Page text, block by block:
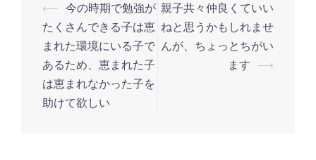
投
稿
ナ
ビ
ゲ
⟵ 今の時期で勉強が
たくさんできる子は恵
まれた環境にいる子で
あるため、恵まれた子
は恵まれなかった子を
助けて欲しい
親子共々仲良くていい
ねと思うかもしれませ
んが、ちょっとちがい
ます ⟶